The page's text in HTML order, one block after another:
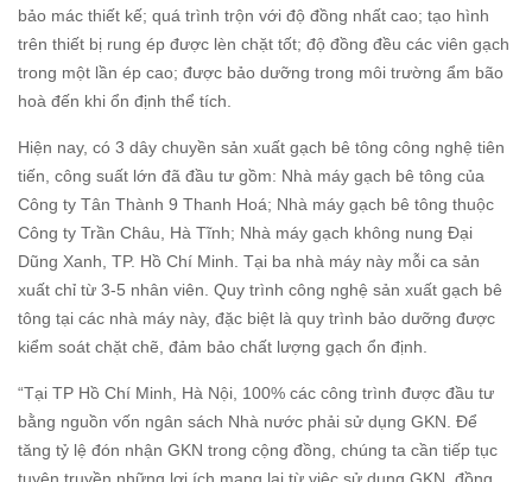
bảo mác thiết kế; quá trình trộn với độ đồng nhất cao; tạo hình
trên thiết bị rung ép được lèn chặt tốt; độ đồng đều các viên gạch
trong một lần ép cao; được bảo dưỡng trong môi trường ẩm bão
hoà đến khi ổn định thể tích.
Hiện nay, có 3 dây chuyền sản xuất gạch bê tông công nghệ tiên
tiến, công suất lớn đã đầu tư gồm: Nhà máy gạch bê tông của
Công ty Tân Thành 9 Thanh Hoá; Nhà máy gạch bê tông thuộc
Công ty Trần Châu, Hà Tĩnh; Nhà máy gạch không nung Đại
Dũng Xanh, TP. Hồ Chí Minh. Tại ba nhà máy này mỗi ca sản
xuất chỉ từ 3-5 nhân viên. Quy trình công nghệ sản xuất gạch bê
tông tại các nhà máy này, đặc biệt là quy trình bảo dưỡng được
kiểm soát chặt chẽ, đảm bảo chất lượng gạch ổn định.
“Tại TP Hồ Chí Minh, Hà Nội, 100% các công trình được đầu tư
bằng nguồn vốn ngân sách Nhà nước phải sử dụng GKN. Để
tăng tỷ lệ đón nhận GKN trong cộng đồng, chúng ta cần tiếp tục